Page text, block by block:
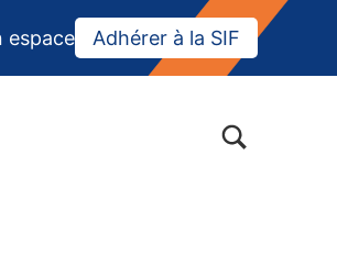
espace Adhérer à la SIF